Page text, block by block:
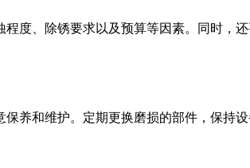
度、除锈要求以及预算等因素。同时，
养和维护。定期更换磨损的部件，保持